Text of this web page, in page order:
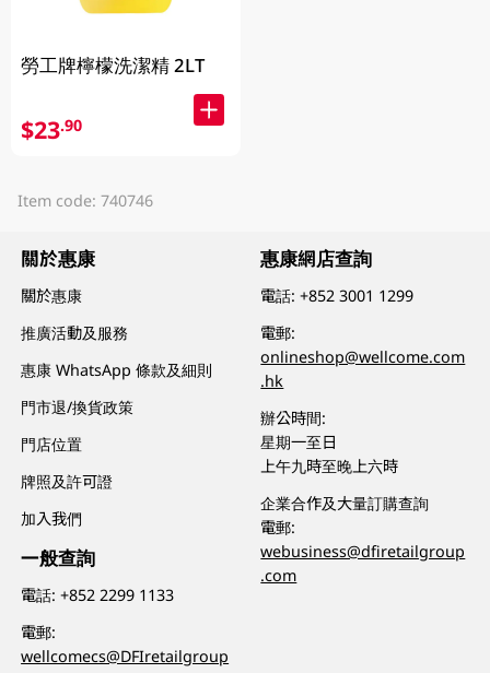
勞工牌檸檬洗潔精 2LT
$23.90
Item code: 740746
關於惠康
關於惠康
推廣活動及服務
惠康 WhatsApp 條款及細則
門市退/換貨政策
門店位置
牌照及許可證
加入我們
一般查詢
電話:+852 2299 1133
電郵:
wellcomecs@DFIretailgroup
惠康網店查詢
電話:+852 3001 1299
電郵:
onlineshop@wellcome.com
.hk
辦公時間:
星期一至日
上午九時至晚上六時
企業合作及大量訂購查詢
電郵:
webusiness@dfiretailgroup
.com